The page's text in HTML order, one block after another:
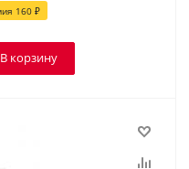
160 ₽
В корзину